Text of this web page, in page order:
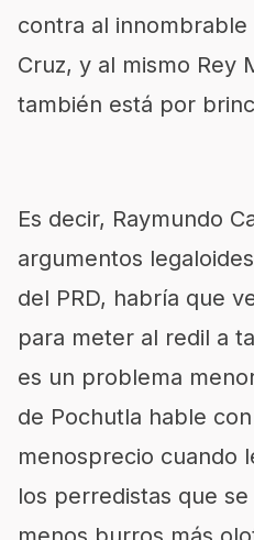
contra al
Cruz, y al mismo Rey
también está por
Es decir, Raymundo
argumentos
del PRD, habría que
para meter al redil a
es un problema
de Pochutla hable
menosprecio cuando
los perredistas que